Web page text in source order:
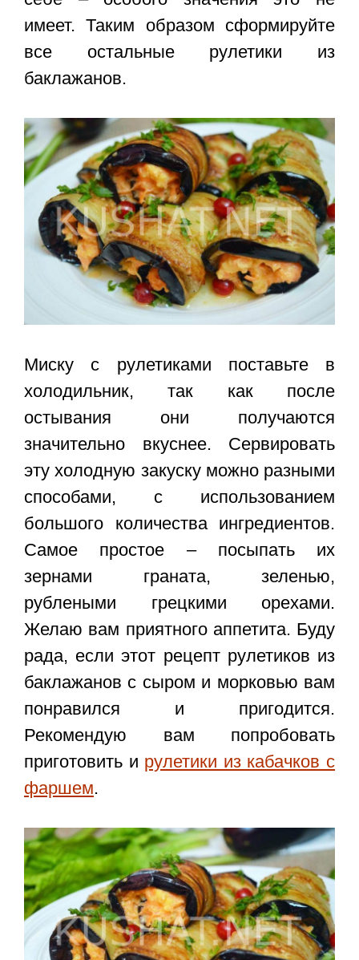
имеет. Таким образом сформируйте
все остальные рулетики из
баклажанов.
Миску с рулетиками поставьте в
холодильник, так как после
остывания они получаются
значительно вкуснее. Сервировать
эту холодную закуску можно разными
способами, с использованием
большого количества ингредиентов.
Самое простое – посыпать их
зернами граната, зеленью,
рублеными грецкими орехами.
Желаю вам приятного аппетита. Буду
рада, если этот рецепт рулетиков из
баклажанов с сыром и морковью вам
понравился и пригодится.
Рекомендую вам попробовать
приготовить и рулетики из кабачков с
фаршем.